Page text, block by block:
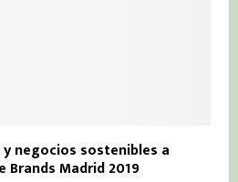
negocios sostenibles a
Brands Madrid 2019